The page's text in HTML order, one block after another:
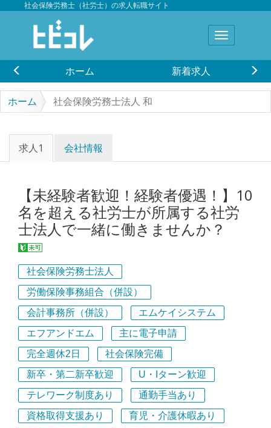
社会保険労務士（社労士）の求人転職サイト
ホーム 新着求人
ホーム 社会保険労務士法人 和
求人1 会社情報
【未経験者歓迎！経験者優遇！】10
名を超える社労士が所属する社労
士法人で一緒に働きませんか？
社会保険労務士法人
労働保険事務組合（併設）
会計事務所（併設）
エムケイシステム
エフアンドエム
主に電子申請
完全週休2日
社会保険完備
新卒・第二新卒歓迎
U・Iターン歓迎
テレワーク制度あり
通勤手当あり
資格取得支援あり
育児・介護休暇あり